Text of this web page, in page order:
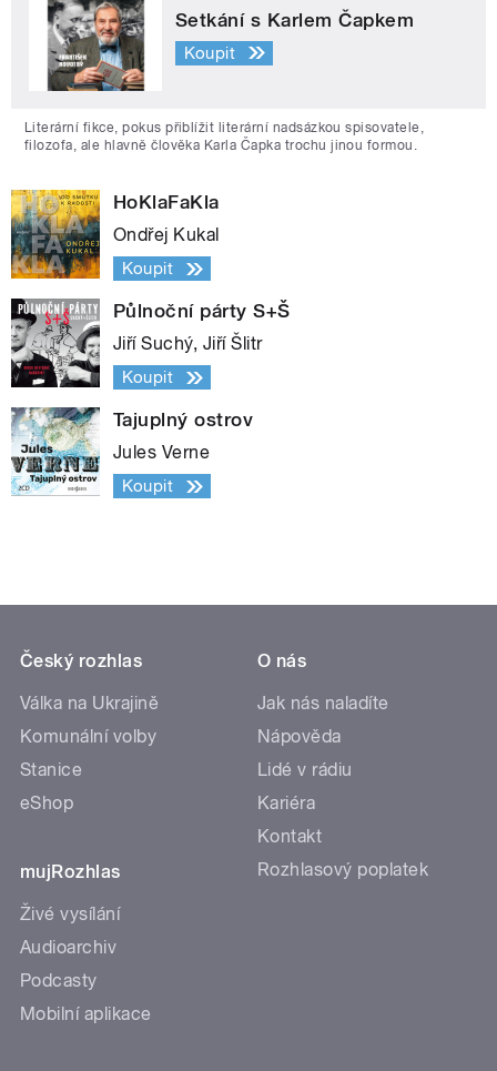
Setkání s Karlem Čapkem
Koupit
Literární fikce, pokus přiblížit literární nadsázkou spisovatele,
filozofa, ale hlavně člověka Karla Čapka trochu jinou formou.
HoKlaFaKla
Ondřej Kukal
Koupit
Půlnoční párty S+Š
Jiří Suchý, Jiří Šlitr
Koupit
Tajuplný ostrov
Jules Verne
Koupit
Český rozhlas
Válka na Ukrajině
Komunální volby
Stanice
eShop
mujRozhlas
Živé vysílání
Audioarchiv
Podcasty
Mobilní aplikace
O nás
Jak nás naladíte
Nápověda
Lidé v rádiu
Kariéra
Kontakt
Rozhlasový poplatek